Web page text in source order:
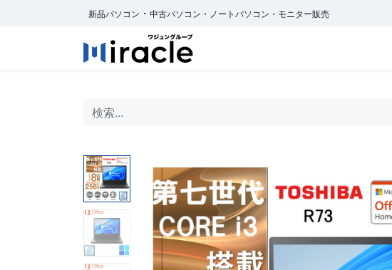
新品パソコン ・ 中古パソコン・ノートパソコン・モニター販売